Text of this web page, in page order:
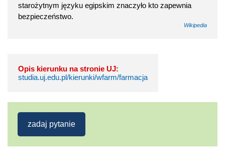
starożytnym języku egipskim znaczyło kto zapewnia
bezpieczeństwo.
Wikipedia
Opis kierunku na stronie UJ:
studia.uj.edu.pl/kierunki/wfarm/farmacja
zadaj pytanie